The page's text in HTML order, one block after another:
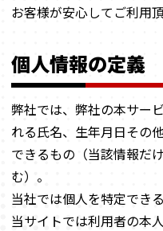
PRIVACY POLICY
プライバシーポリシー
RULE
利用規約
OUTLINE
特定商取引法に基づく表記
LEGAL
競馬法に関する記載事項
お客様が安心してご利用
個人情報の定義
弊社では、弊社の本サー
れる氏名、生年月日その
できるもの（当該情報だ
む）。
当社では個人を特定でき
当サイトでは利用者の本